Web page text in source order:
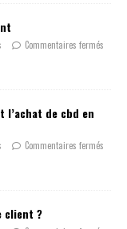
Commentaires fermés
de cbd en
Commentaires fermés
client ?